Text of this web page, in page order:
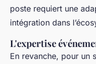
poste requiert une
intégration dans
L'expertise
En revanche, pour un